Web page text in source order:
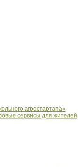
агростартапа»
сервисы для жителей